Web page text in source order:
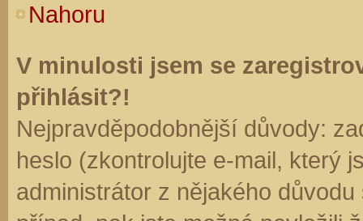
Nahoru
V minulosti jsem se
přihlásit?!
Nejpravděpodobnější důvody:
heslo (zkontrolujte e-mail, který
administrátor z nějakého